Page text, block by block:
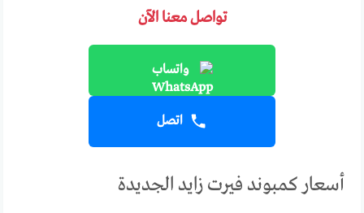
تواصل معنا الآن
واتساب
اتصل
أسعار كمبوند فيرت زايد الجديدة